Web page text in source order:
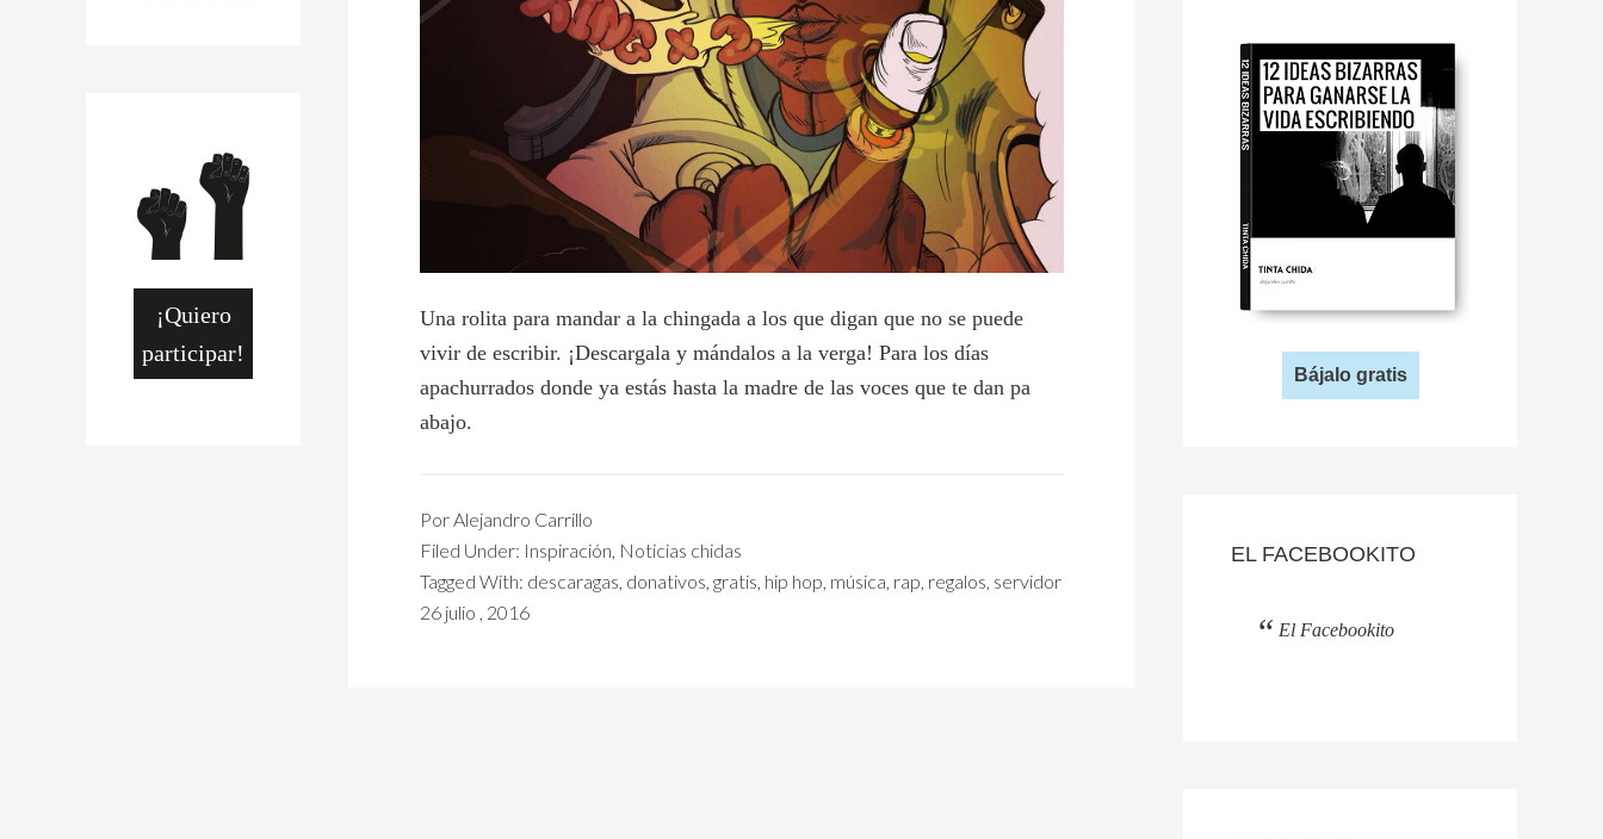
Una rolita para mandar a la chingada a los que digan que no se puede
vivir de escribir. ¡Descargala y mándalos a la verga! Para los días
apachurrados donde ya estás hasta la madre de las voces que te dan pa
abajo.
PorAlejandro Carrillo
Filed Under: Inspiración, Noticias chidas
Tagged With: descaragas, donativos, gratis, hip hop, música, rap, regalos, servidor
26 julio , 2016
Bájalo gratis
EL FACEBOOKITO
El Facebookito
¡Quiero
participar!